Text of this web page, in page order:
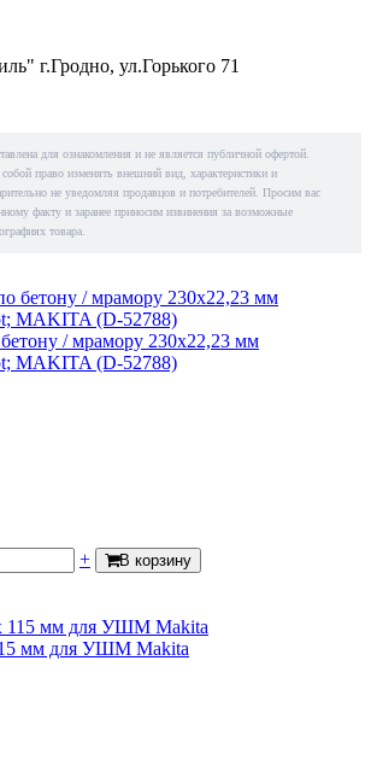
г.Гродно, ул.Горького 71
для ознакомления и не является публичной офертой.
право изменять внешний вид, характеристики и
не уведомляя продавцов и потребителей. Просим вас
факту и заранее приносим извинения за возможные
товара.
/ мрамору 230х22,23 мм
MAKITA (D-52788)
+ В корзину
мм для УШМ Makita